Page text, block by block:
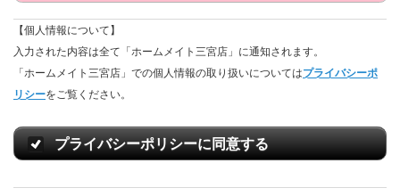
【個人情報について】
入力された内容は全て「ホームメイト三宮店」に通知されます。
「ホームメイト三宮店」での個人情報の取り扱いについてはプライバシーポ
リシーをご覧ください。
プライバシーポリシーに同意する